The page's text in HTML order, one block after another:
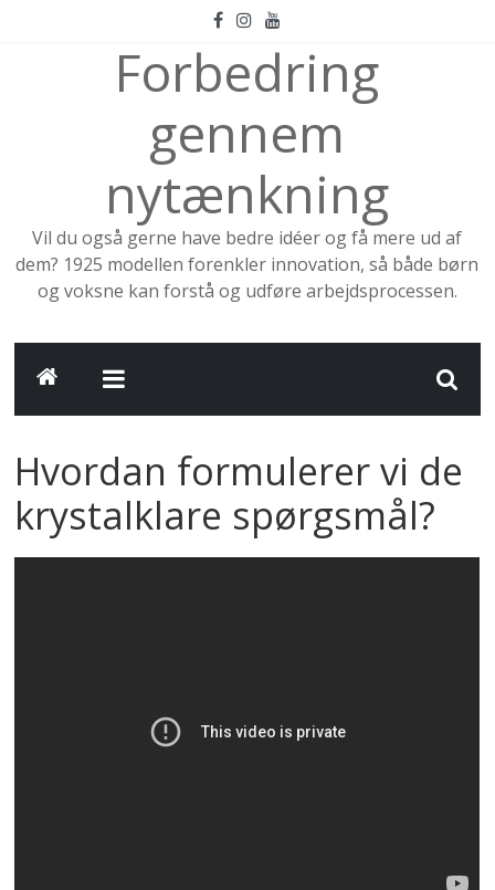
Forbedring
gennem
nytænkning
Vil du også gerne have bedre idéer og få mere ud af
dem? 1925 modellen forenkler innovation, så både børn
og voksne kan forstå og udføre arbejdsprocessen.
Hvordan formulerer vi de
krystalklare spørgsmål?